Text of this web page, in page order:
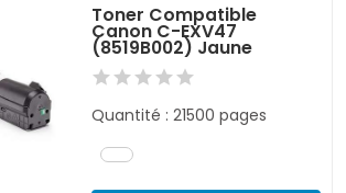
Toner Compatible
Canon C-EXV47
(8519B002) Jaune
Quantité : 21500 pages